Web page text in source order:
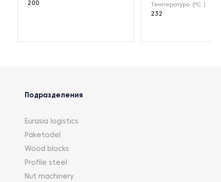
200
Температура (ºC )
232
Подразделения
Eurasia logistics
Paketodel
Wood blocks
Profile steel
Nut machinery